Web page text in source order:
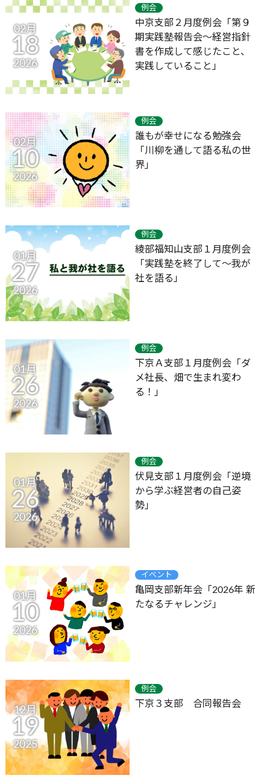
02月
18
2026
例会
中京支部２月度例会「第９
期実践塾報告会～経営指針
書を作成して感じたこと、
実践していること」
02月
10
2026
例会
誰もが幸せになる勉強会
「川柳を通して語る私の世
界」
01月
27
2026
例会
綾部福知山支部１月度例会
「実践塾を終了して～我が
社を語る」
01月
26
2026
例会
下京Ａ支部１月度例会「ダ
メ社長、畑で生まれ変わ
る！」
01月
26
2026
例会
伏見支部１月度例会「逆境
から学ぶ経営者の自己姿
勢」
01月
10
2026
イベント
亀岡支部新年会「2026年 新
たなるチャレンジ」
12月
19
2025
例会
下京３支部 合同報告会